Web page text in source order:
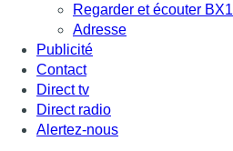
Regarder et écouter BX1
Adresse
Publicité
Contact
Direct tv
Direct radio
Alertez-nous